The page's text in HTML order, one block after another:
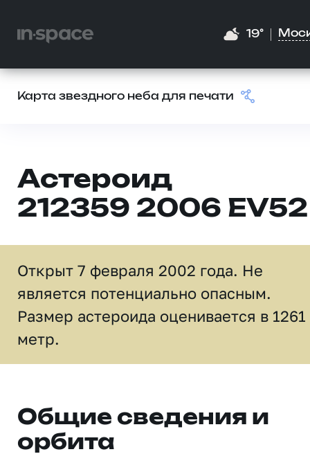
19°
Карта звездного неба для печати
Астероид
212359 2006 EV52
Открыт 7 февраля 2002 года. Не
является потенциально опасным.
Размер астероида оценивается в 1261
метр.
Общие сведения и
орбита